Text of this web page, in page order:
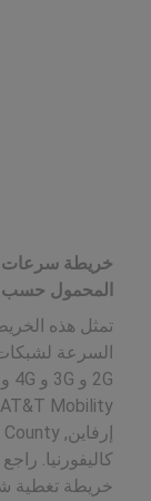
خريطة سرعات
المحمول
تمثل هذه
السرعة
كاليفورنيا.
خريطة تغطية